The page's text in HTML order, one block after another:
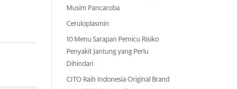
Musim Pancaroba
Ceruloplasmin
10 Menu Sarapan Pemicu Risiko
Penyakit Jantung yang Perlu
Dihindari
CITO Raih Indonesia Original Brand